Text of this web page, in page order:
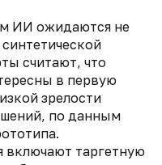
ИИ ожидаются не
считают, что
в первую
зрелости
по данным
включают таргетную